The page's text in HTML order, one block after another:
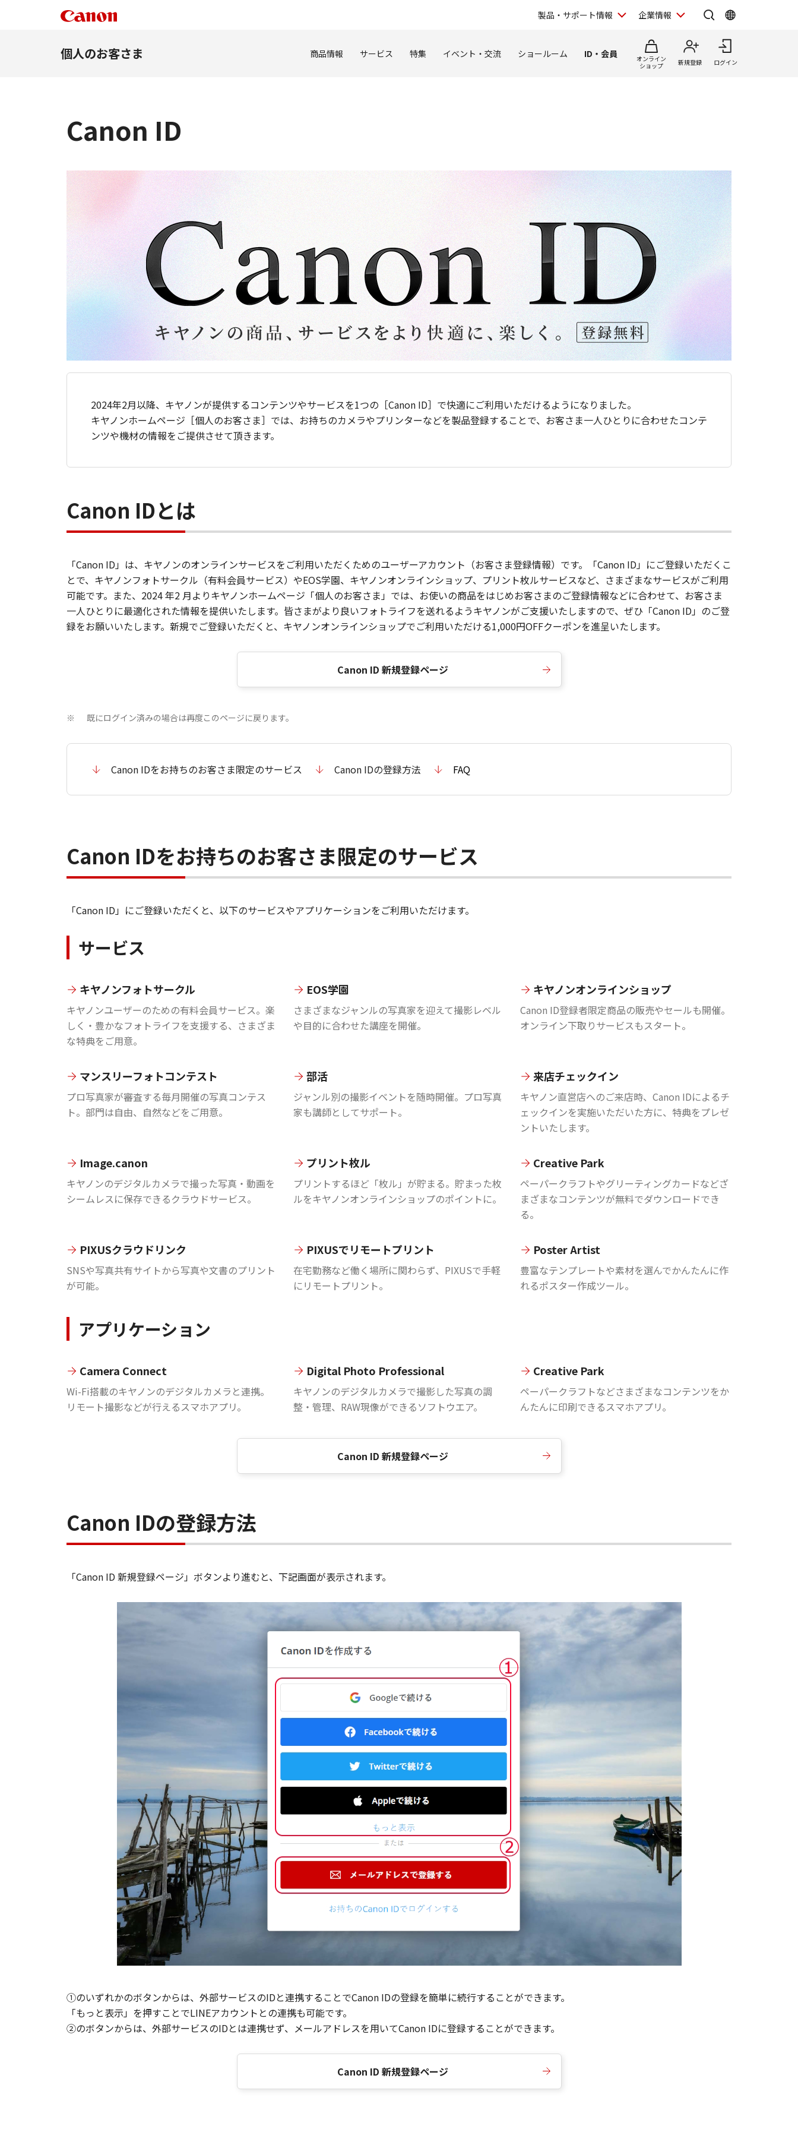
製品・サポート情報 企業情報
個人のお客さま 商品情報 サービス 特集 イベント・交流 ショールーム ID・会員
オンライン
ショップ
新規登録 ログイン
Canon ID
2024年2月以降、キヤノンが提供するコンテンツやサービスを1つの［Canon ID］で快適にご利用いただけるようになりました。
キヤノンホームページ［個人のお客さま］では、お持ちのカメラやプリンターなどを製品登録することで、お客さま一人ひとりに合わせたコンテ
ンツや機材の情報をご提供させて頂きます。
Canon IDとは
「Canon ID」は、キヤノンのオンラインサービスをご利用いただくためのユーザーアカウント（お客さま登録情報）です。「Canon ID」にご登録いただくこ
とで、キヤノンフォトサークル（有料会員サービス）やEOS学園、キヤノンオンラインショップ、プリント枚ルサービスなど、さまざまなサービスがご利用
可能です。また、2024 年2 月よりキヤノンホームページ「個人のお客さま」では、お使いの商品をはじめお客さまのご登録情報などに合わせて、お客さま
一人ひとりに最適化された情報を提供いたします。皆さまがより良いフォトライフを送れるようキヤノンがご支援いたしますので、ぜひ「Canon ID」のご登
録をお願いいたします。新規でご登録いただくと、キヤノンオンラインショップでご利用いただける1,000円OFFクーポンを進呈いたします。
Canon ID 新規登録ページ
※ 既にログイン済みの場合は再度このページに戻ります。
Canon IDをお持ちのお客さま限定のサービス Canon IDの登録方法 FAQ
Canon IDをお持ちのお客さま限定のサービス
「Canon ID」にご登録いただくと、以下のサービスやアプリケーションをご利用いただけます。
サービス
キヤノンフォトサークル
キヤノンユーザーのための有料会員サービス。楽
しく・豊かなフォトライフを支援する、さまざま
な特典をご用意。
EOS学園
さまざまなジャンルの写真家を迎えて撮影レベル
や目的に合わせた講座を開催。
キヤノンオンラインショップ
Canon ID登録者限定商品の販売やセールも開催。
オンライン下取りサービスもスタート。
マンスリーフォトコンテスト
プロ写真家が審査する毎月開催の写真コンテス
ト。部門は自由、自然などをご用意。
部活
ジャンル別の撮影イベントを随時開催。プロ写真
家も講師としてサポート。
来店チェックイン
キヤノン直営店へのご来店時、Canon IDによるチ
ェックインを実施いただいた方に、特典をプレゼ
ントいたします。
Image.canon
キヤノンのデジタルカメラで撮った写真・動画を
シームレスに保存できるクラウドサービス。
プリント枚ル
プリントするほど「枚ル」が貯まる。貯まった枚
ルをキヤノンオンラインショップのポイントに。
Creative Park
ペーパークラフトやグリーティングカードなどざ
まざまなコンテンツが無料でダウンロードでき
る。
PIXUSクラウドリンク
SNSや写真共有サイトから写真や文書のプリント
が可能。
PIXUSでリモートプリント
在宅勤務など働く場所に関わらず、PIXUSで手軽
にリモートプリント。
Poster Artist
豊富なテンプレートや素材を選んでかんたんに作
れるポスター作成ツール。
アプリケーション
Camera Connect
Wi-Fi搭載のキヤノンのデジタルカメラと連携。
リモート撮影などが行えるスマホアプリ。
Digital Photo Professional
キヤノンのデジタルカメラで撮影した写真の調
整・管理、RAW現像ができるソフトウエア。
Creative Park
ペーパークラフトなどさまざまなコンテンツをか
んたんに印刷できるスマホアプリ。
Canon ID 新規登録ページ
Canon IDの登録方法
「Canon ID 新規登録ページ」ボタンより進むと、下記画面が表示されます。
①のいずれかのボタンからは、外部サービスのIDと連携することでCanon IDの登録を簡単に続行することができます。
「もっと表示」を押すことでLINEアカウントとの連携も可能です。
②のボタンからは、外部サービスのIDとは連携せず、メールアドレスを用いてCanon IDに登録することができます。
Canon ID 新規登録ページ